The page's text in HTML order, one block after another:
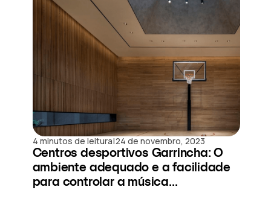
4 minutos de leitura|24 de novembro, 2023
Centros desportivos Garrincha: O
ambiente adequado e a facilidade
para controlar a música...